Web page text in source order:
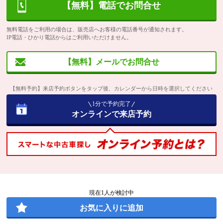
【無料】電話でお問合せ
無料電話をご利用の場合は、販売店へお客様の電話番号が通知されます。
IP電話・ひかり電話からはご利用いただけません。
【無料】メールでお問合せ
【無料予約】来店予約ボタンをタップ後、カレンダーから日時を選択してください
1分で予約完了
オンラインで来店予約
現在1 人が検討中
お気に入りに追加